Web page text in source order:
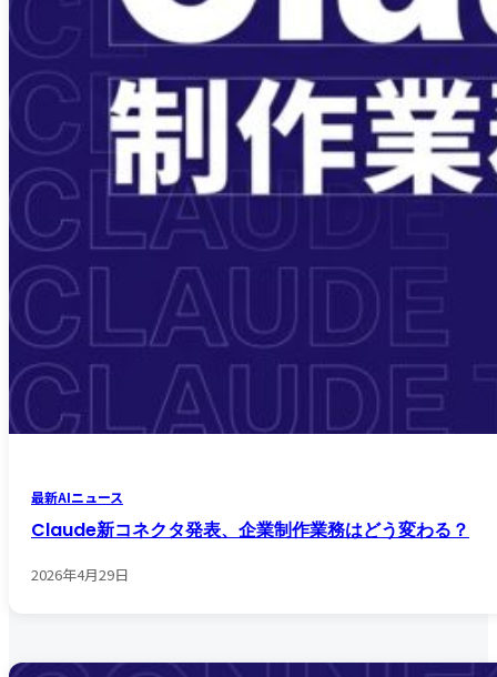
最新AIニュース
Claude新コネクタ発表、企業制作業務はどう変わる？
2026年4月29日